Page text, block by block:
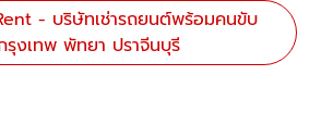
- บริษัทเช่ารถยนต์พร้อมคนขับ
รุงเทพ พัทยา ปราจีนบุรี